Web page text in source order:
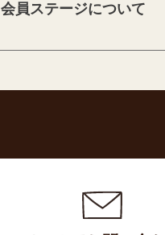
会員ステージについて